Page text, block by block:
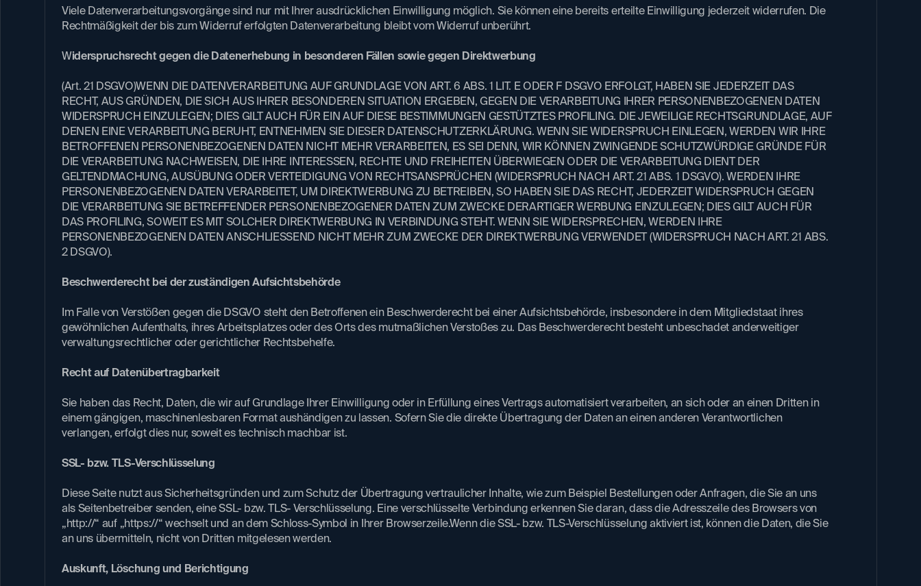
​Viele Datenverarbeitungsvorgänge sind nur mit Ihrer ausdrücklichen Einwilligung möglich. Sie können eine bereits erteilte Einwilligung jederzeit widerrufen. Die
Rechtmäßigkeit der bis zum Widerruf erfolgten Datenverarbeitung bleibt vom Widerruf unberührt.
Widerspruchsrecht gegen die Datenerhebung in besonderen Fällen sowie gegen Direktwerbung
(Art. 21 DSGVO)WENN DIE DATENVERARBEITUNG AUF GRUNDLAGE VON ART. 6 ABS. 1 LIT. E ODER F DSGVO ERFOLGT, HABEN SIE JEDERZEIT DAS
RECHT, AUS GRÜNDEN, DIE SICH AUS IHRER BESONDEREN SITUATION ERGEBEN, GEGEN DIE VERARBEITUNG IHRER PERSONENBEZOGENEN DATEN
WIDERSPRUCH EINZULEGEN; DIES GILT AUCH FÜR EIN AUF DIESE BESTIMMUNGEN GESTÜTZTES PROFILING. DIE JEWEILIGE RECHTSGRUNDLAGE, AUF
DENEN EINE VERARBEITUNG BERUHT, ENTNEHMEN SIE DIESER DATENSCHUTZERKLÄRUNG. WENN SIE WIDERSPRUCH EINLEGEN, WERDEN WIR IHRE
BETROFFENEN PERSONENBEZOGENEN DATEN NICHT MEHR VERARBEITEN, ES SEI DENN, WIR KÖNNEN ZWINGENDE SCHUTZWÜRDIGE GRÜNDE FÜR
DIE VERARBEITUNG NACHWEISEN, DIE IHRE INTERESSEN, RECHTE UND FREIHEITEN ÜBERWIEGEN ODER DIE VERARBEITUNG DIENT DER
GELTENDMACHUNG, AUSÜBUNG ODER VERTEIDIGUNG VON RECHTSANSPRÜCHEN (WIDERSPRUCH NACH ART. 21 ABS. 1 DSGVO). WERDEN IHRE
PERSONENBEZOGENEN DATEN VERARBEITET, UM DIREKTWERBUNG ZU BETREIBEN, SO HABEN SIE DAS RECHT, JEDERZEIT WIDERSPRUCH GEGEN
DIE VERARBEITUNG SIE BETREFFENDER PERSONENBEZOGENER DATEN ZUM ZWECKE DERARTIGER WERBUNG EINZULEGEN; DIES GILT AUCH FÜR
DAS PROFILING, SOWEIT ES MIT SOLCHER DIREKTWERBUNG IN VERBINDUNG STEHT. WENN SIE WIDERSPRECHEN, WERDEN IHRE
PERSONENBEZOGENEN DATEN ANSCHLIESSEND NICHT MEHR ZUM ZWECKE DER DIREKTWERBUNG VERWENDET (WIDERSPRUCH NACH ART. 21 ABS.
2 DSGVO).
Beschwerderecht bei der zuständigen Aufsichtsbehörde​
Im Falle von Verstößen gegen die DSGVO steht den Betroffenen ein Beschwerderecht bei einer Aufsichtsbehörde, insbesondere in dem Mitgliedstaat ihres
gewöhnlichen Aufenthalts, ihres Arbeitsplatzes oder des Orts des mutmaßlichen Verstoßes zu. Das Beschwerderecht besteht unbeschadet anderweitiger
verwaltungsrechtlicher oder gerichtlicher Rechtsbehelfe.
Recht auf Datenübertragbarkeit​
Sie haben das Recht, Daten, die wir auf Grundlage Ihrer Einwilligung oder in Erfüllung eines Vertrags automatisiert verarbeiten, an sich oder an einen Dritten in
einem gängigen, maschinenlesbaren Format aushändigen zu lassen. Sofern Sie die direkte Übertragung der Daten an einen anderen Verantwortlichen
verlangen, erfolgt dies nur, soweit es technisch machbar ist.​
SSL- bzw. TLS-Verschlüsselung​
Diese Seite nutzt aus Sicherheitsgründen und zum Schutz der Übertragung vertraulicher Inhalte, wie zum Beispiel Bestellungen oder Anfragen, die Sie an uns
als Seitenbetreiber senden, eine SSL- bzw. TLS- Verschlüsselung. Eine verschlüsselte Verbindung erkennen Sie daran, dass die Adresszeile des Browsers von
„http://“ auf „https://“ wechselt und an dem Schloss-Symbol in Ihrer Browserzeile.Wenn die SSL- bzw. TLS-Verschlüsselung aktiviert ist, können die Daten, die Sie
an uns übermitteln, nicht von Dritten mitgelesen werden.
Auskunft, Löschung und Berichtigung​